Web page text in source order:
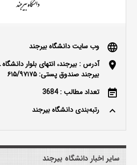
language وب سایت دانشگاه بیرجند
location_on
آدرس : بیرجند، انتهای بلوار
بیرجند صندوق پستی: ۶۱۵/۹۷۱۷۵
event_note تعداد مطالب : 3684
keyboard_arrow_up رتبه‌بندی دانشگاه بیرجند
سایر اخبار دانشگاه بیرجند